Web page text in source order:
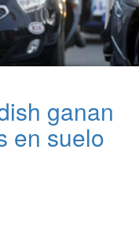
ganan
en suelo